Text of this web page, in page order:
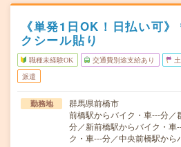
《単発1日OK！日払い可
クシール貼り
職種未経験OK 交通費別途支給あり
派遣
勤務地
群馬県前橋市
前橋駅からバイク・車---分
分／新前橋駅からバイク・車
ク・車---分／中央前橋駅から